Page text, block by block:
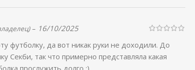
– 16/10/2025
футболку, да вот никак руки не доходили. До
Секби, так что примерно представляла какая